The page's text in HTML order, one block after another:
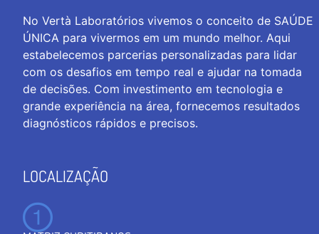
No Vertà Laboratórios vivemos o conceito de SAÚDE
ÚNICA para vivermos em um mundo melhor. Aqui
estabelecemos parcerias personalizadas para lidar
com os desafios em tempo real e ajudar na tomada
de decisões. Com investimento em tecnologia e
grande experiência na área, fornecemos resultados
diagnósticos rápidos e precisos.
LOCALIZAÇÃO